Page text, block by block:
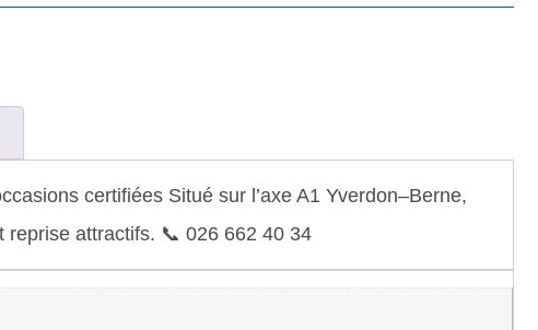
certifiées Situé sur l’axe A1 Yverdon–Berne,
reprise attractifs. 📞 026 662 40 34